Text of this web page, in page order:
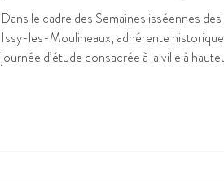
Dans le cadre des Semaines isséennes
Issy-les-Moulineaux, adhérente
journée d’étude consacrée à la ville à